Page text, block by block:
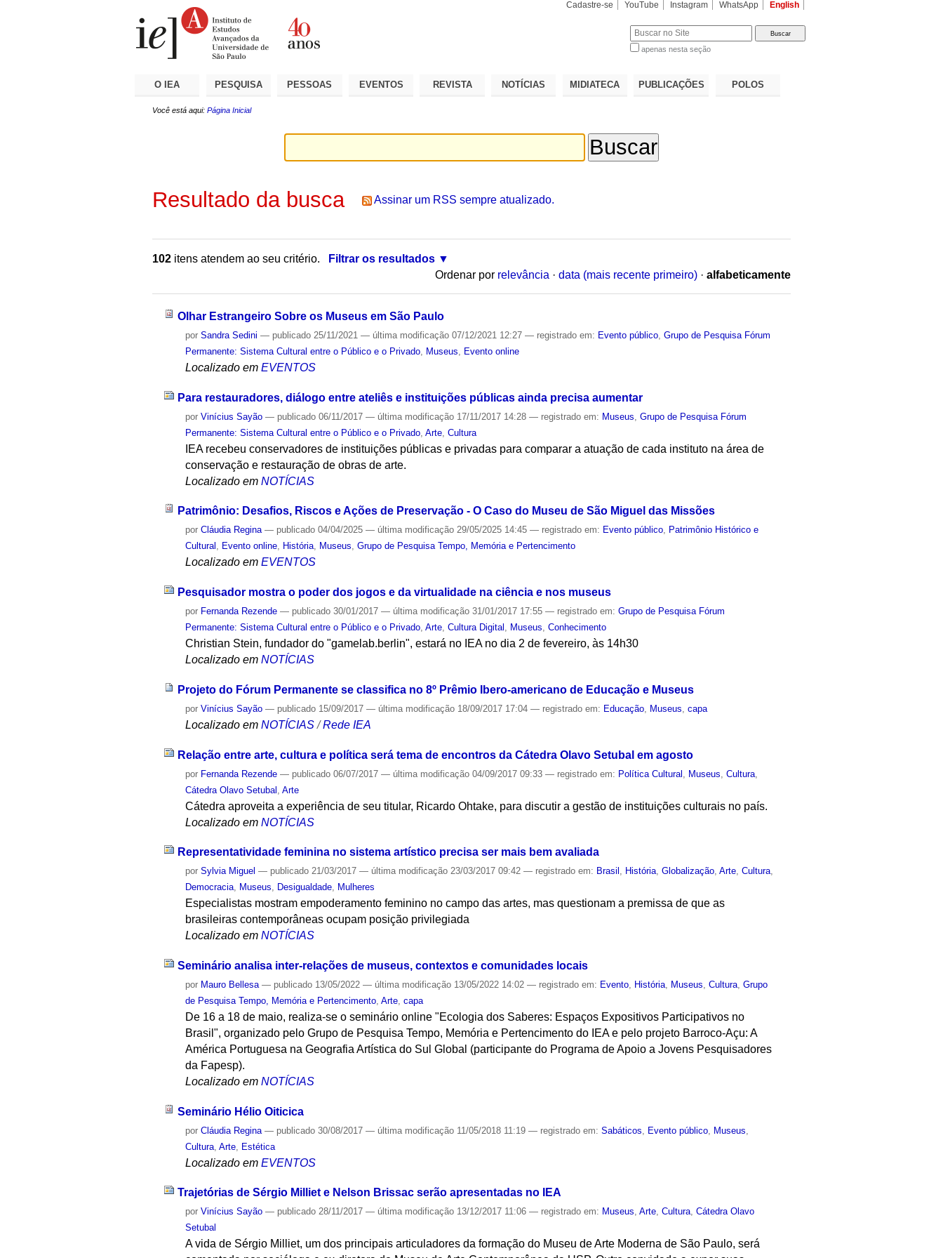
Cadastre-se YouTube Instagram WhatsApp English
apenas nesta seção
O IEA PESQUISA PESSOAS EVENTOS REVISTA NOTÍCIAS MIDIATECA PUBLICAÇÕES POLOS
Você está aqui: Página Inicial
Resultado da busca Assinar um RSS sempre atualizado.
102 itens atendem ao seu critério.
Filtrar os resultados
Ordenar por relevância · data (mais recente primeiro) · alfabeticamente
Olhar Estrangeiro Sobre os Museus em São Paulo
porSandra Sedini — publicado 25/11/2021— última modificação 07/12/2021 12:27— registrado em: Evento público ,Grupo de Pesquisa Fórum
Permanente: Sistema Cultural entre o Público e o Privado
Museus Evento online
Localizado em EVENTOS
Para restauradores, diálogo entre ateliês e instituições públicas ainda precisa aumentar
porVinícius Sayão — publicado 06/11/2017— última modificação 17/11/2017 14:28— registrado em: Museus ,Grupo de Pesquisa Fórum
Permanente: Sistema Cultural entre o Público e o Privado ,Arte ,Cultura
IEA recebeu conservadores de instituições públicas e privadas para comparar a atuação de cada instituto na área de
conservação e restauração de obras de arte.
Localizado em NOTÍCIAS
Patrimônio: Desafios, Riscos e Ações de Preservação - O Caso do Museu de São Miguel das Missões
porCláudia Regina — publicado 04/04/2025— última modificação 29/05/2025 14:45— registrado em: Evento público, Patrimônio Histórico e
Cultural , Evento online, História, Museus,Grupo de Pesquisa Tempo, Memória e Pertencimento
Localizado em EVENTOS
Pesquisador mostra o poder dos jogos e da virtualidade na ciência e nos museus
por Fernanda Rezende — publicado 30/01/2017— última modificação 31/01/2017 17:55— registrado em:Grupo de Pesquisa Fórum
Permanente: Sistema Cultural entre o Público e o Privado,Arte,Cultura Digital , Museus,Conhecimento
Christian Stein, fundador do "gamelab.berlin", estará no IEA no dia 2 de fevereiro, às 14h30
Localizado em NOTÍCIAS
Projeto do Fórum Permanente se classifica no 8º Prêmio Ibero-americano de Educação e Museus
porVinícius Sayão — publicado 15/09/2017— última modificação 18/09/2017 17:04— registrado em: Educação Museus ,capa
Localizado em NOTÍCIAS /Rede IEA
Relação entre arte, cultura e política será tema de encontros da Cátedra Olavo Setubal em agosto
por Fernanda Rezende — publicado 06/07/2017— última modificação 04/09/2017 09:33— registrado em: Política Cultural Museus ,Cultura
Cátedra Olavo Setubal ,Arte
Cátedra aproveita a experiência de seu titular, Ricardo Ohtake, para discutir a gestão de instituições culturais no país.
Localizado em NOTÍCIAS
Representatividade feminina no sistema artístico precisa ser mais bem avaliada
porSylvia Miguel — publicado 21/03/2017— última modificação 23/03/2017 09:42— registrado em: Brasil , História,Globalização,Arte,Cultura,
Democracia, Museus, Desigualdade, Mulheres
Especialistas mostram empoderamento feminino no campo das artes, mas questionam a premissa de que as
brasileiras contemporâneas ocupam posição privilegiada
Localizado em NOTÍCIAS
Seminário analisa inter-relações de museus, contextos e comunidades locais
por Mauro Bellesa — publicado 13/05/2022— última modificação 13/05/2022 14:02— registrado em: Evento História Museus ,Cultura ,Grupo
de Pesquisa Tempo, Memória e Pertencimento ,Arte ,capa
De 16 a 18 de maio, realiza-se o seminário online "Ecologia dos Saberes: Espaços Expositivos Participativos no
Brasil", organizado pelo Grupo de Pesquisa Tempo, Memória e Pertencimento do IEA e pelo projeto Barroco-Açu: A
América Portuguesa na Geografia Artística do Sul Global (participante do Programa de Apoio a Jovens Pesquisadores
da Fapesp).
Localizado em NOTÍCIAS
Seminário Hélio Oiticica
porCláudia Regina — publicado 30/08/2017— última modificação 11/05/2018 11:19— registrado em:Sabáticos Evento público Museus
Cultura ,Arte Estética
Localizado em EVENTOS
Trajetórias de Sérgio Milliet e Nelson Brissac serão apresentadas no IEA
porVinícius Sayão — publicado 28/11/2017— última modificação 13/12/2017 11:06— registrado em: Museus,Arte,Cultura,Cátedra Olavo
Setubal
A vida de Sérgio Milliet, um dos principais articuladores da formação do Museu de Arte Moderna de São Paulo, será